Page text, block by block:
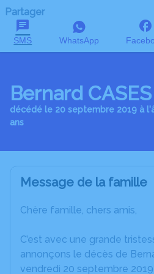
Partager
SMS WhatsApp
Bernard CASES
décédé le 20 septembre 2019 à
ans
Message de la famille
Chère famille, chers amis,
C’est avec une grande
annonçons le décès de
vendredi 20 septembre 2019